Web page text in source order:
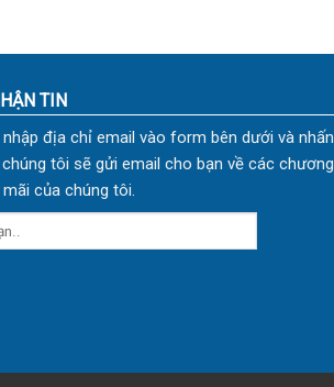
TIN
nhập địa chỉ email vào form bên dưới và nhấn
tôi sẽ gửi email cho bạn về các chương
của chúng tôi.